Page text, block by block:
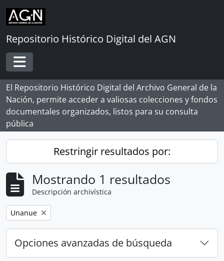
Skip to main content
Repositorio Histórico Digital del AGN
Toggle navigation
El Repositorio Histórico Digital del Archivo General de la
Nación, permite acceder a valiosas colecciones y fondos
documentales organizados, listos para su consulta
pública
Restringir resultados por:
Mostrando 1 resultados
Descripción archivística
Remove filter:
Unanue
Opciones avanzadas de búsqueda